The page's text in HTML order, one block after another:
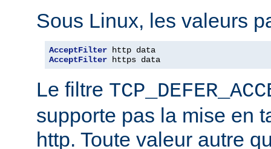
Sous Linux, les valeurs
AcceptFilter
AcceptFilter https data
Le filtre
supporte pas la mise en
http. Toute valeur autre